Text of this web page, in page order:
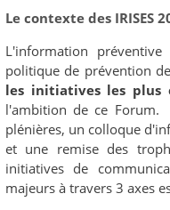
Le contexte des IRISES
L'information
politique de prévention
les initiatives les plus
l'ambition de ce Forum.
plénières, un colloque
et une remise des
initiatives de
majeurs à travers 3 axes